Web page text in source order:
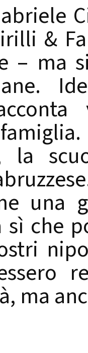
&
– ma
la
una
che
ma